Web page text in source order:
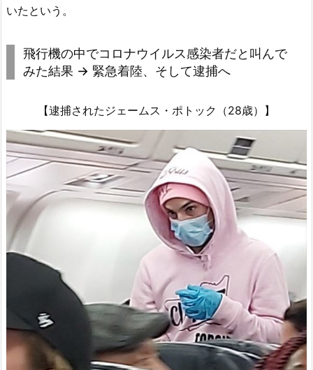
いたという。
飛行機の中でコロナウイルス感染者だと叫んで
みた結果 → 緊急着陸、そして逮捕へ
【逮捕されたジェームス・ポトック（28歳）】